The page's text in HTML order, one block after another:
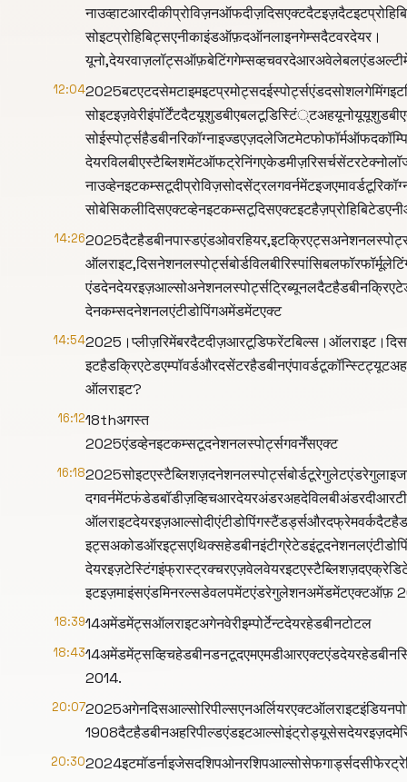
सोइटप्रोहिबिट्सएनीकाइंडऑफ़दऑनलाइनगेम्सदैटवरदेयर।
12:04
14:26
देनकम्सदनेशनलएंटीडोपिंगअमेंडमेंटएक्ट
14:54
ऑलराइट?
16:1218thअगस्त
2025एंडव्हेनइटकम्सटूदनेशनलस्पोर्ट्सगवर्नेंसएक्ट
16:18
इटइज़माइंसएंडमिनरल्सडेवलपमेंटएंडरेगुलेशनअमेंडमेंटएक्टऑफ़
18:3914अमेंडमेंट्सऑलराइटअगेनवेरीइम्पोर्टेन्टदेयरहेडबीनटोटल
18:43
2014.
20:07
20:30